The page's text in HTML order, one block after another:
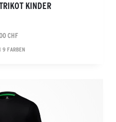
KINDER
CHF
9 FARBEN